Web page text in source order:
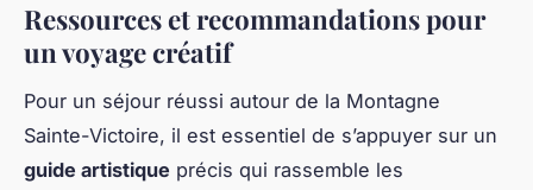
Ressources et recommandations pour
un voyage créatif
Pour un séjour réussi autour de la Montagne
Sainte-Victoire, il est essentiel de s’appuyer sur un
guide artistique précis qui rassemble les